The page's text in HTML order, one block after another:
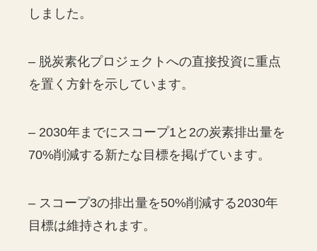
しました。
– 脱炭素化プロジェクトへの直接投資に重点
を置く方針を示しています。
– 2030年までにスコープ1と2の炭素排出量を
70%削減する新たな目標を掲げています。
– スコープ3の排出量を50%削減する2030年
目標は維持されます。